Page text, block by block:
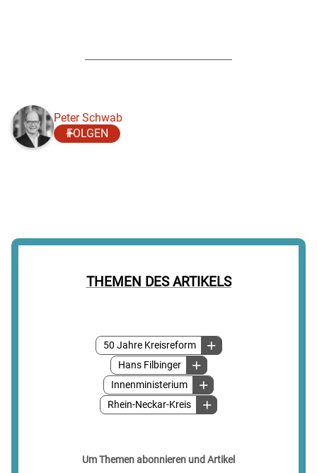
THEMEN DES ARTIKELS
50 Jahre Kreisreform
Hans Filbinger
Innenministerium
Rhein-Neckar-Kreis
Um Themen abonnieren und Artikel
Peter Schwab
FOLGEN